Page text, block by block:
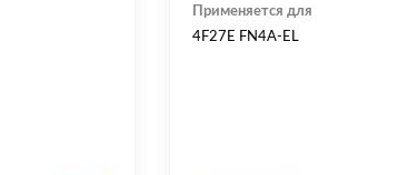
Применяется для
4F27E FN4A-EL